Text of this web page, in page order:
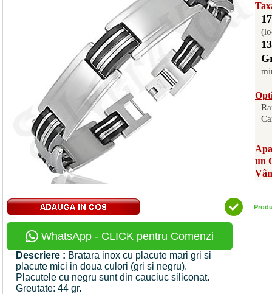
un
WhatsApp - CLICK pentru Comenzi
Descriere : Bratara inox cu placute mari gri si
placute mici in doua culori (gri si negru).
Placutele cu negru sunt din cauciuc siliconat.
Greutate: 44 gr.